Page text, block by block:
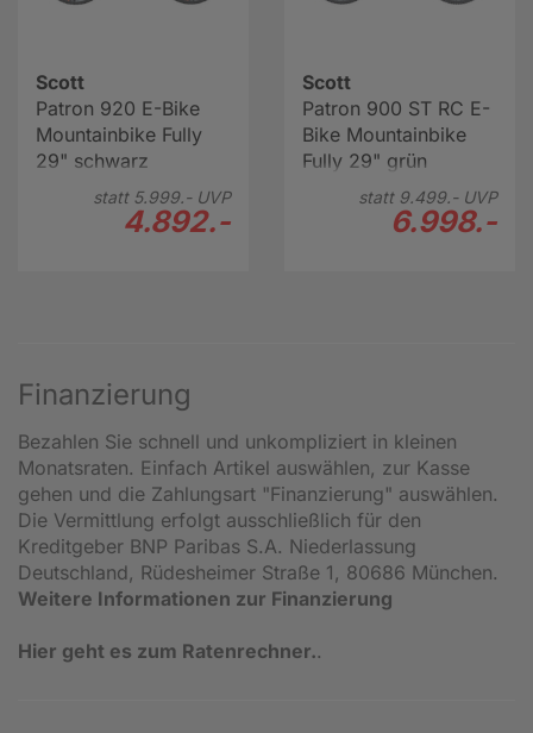
Scott
Patron 920 E-Bike
Mountainbike Fully
29" schwarz
statt 5.999.-UVP
4.892.-
Scott
Patron 900 ST RC E-
Bike Mountainbike
Fully 29" grün
statt 9.499.-UVP
6.998.-
Finanzierung
Bezahlen Sie schnell und unkompliziert in kleinen
Monatsraten. Einfach Artikel auswählen, zur Kasse
gehen und die Zahlungsart "Finanzierung" auswählen.
Die Vermittlung erfolgt ausschließlich für den
Kreditgeber BNP Paribas S.A. Niederlassung
Deutschland, Rüdesheimer Straße 1, 80686 München.
Weitere Informationen zur Finanzierung
Hier geht es zum Ratenrechner..